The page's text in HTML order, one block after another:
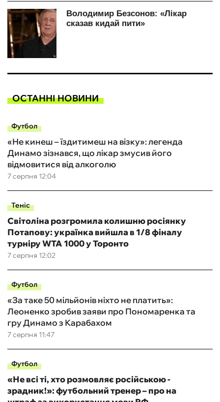
ОСТАННІ НОВИНИ
Футбол
7 серпня 12:04
«Не кинеш – їздитимеш на візку»: легенда
Динамо зізнався, що лікар змусив його
відмовитися від алкоголю
Теніс
7 серпня 12:02
Світоліна розгромила колишню росіянку
Потапову: українка вийшла в 1/8 фіналу
турніру WTA 1000 у Торонто
Футбол
7 серпня 11:47
«За таке 50 мільйонів ніхто не платить»:
Леоненко зробив заяви про Пономаренка та
гру Динамо з Карабахом
Футбол
«Не всі ті, хто розмовляє російською -
зрадник!»: футбольний тренер – про на